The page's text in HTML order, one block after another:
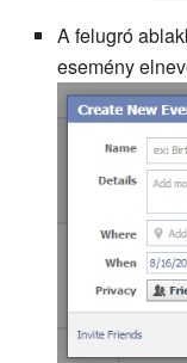
A felugró
esemény